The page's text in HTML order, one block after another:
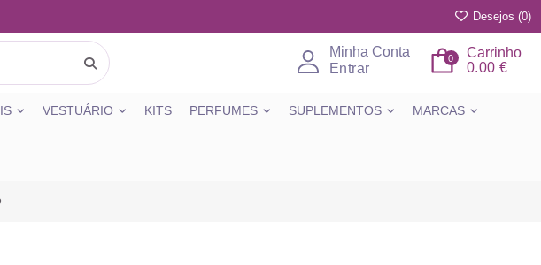
Desejos (0)
Minha Conta
Entrar
Carrinho
0
0.00 €
VESTUÁRIO KITS PERFUMES SUPLEMENTOS MARCAS